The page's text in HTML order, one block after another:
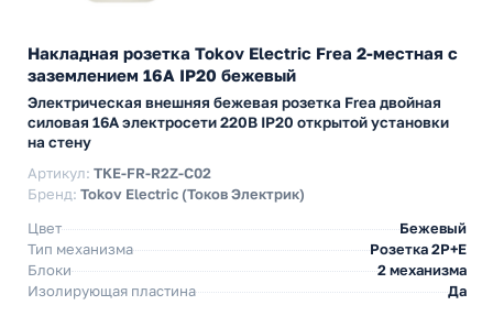
Накладная розетка Tokov Electric Frea 2-местная с
заземлением 16А IP20 бежевый
Электрическая внешняя бежевая розетка Frea двойная
силовая 16А электросети 220В IP20 открытой установки
на стену
Артикул: TKE-FR-R2Z-C02
Бренд: Tokov Electric (Токов Электрик)
Цвет
Бежевый
Тип механизма
Розетка 2Р+Е
Блоки
2 механизма
Изолирующая пластина
Да